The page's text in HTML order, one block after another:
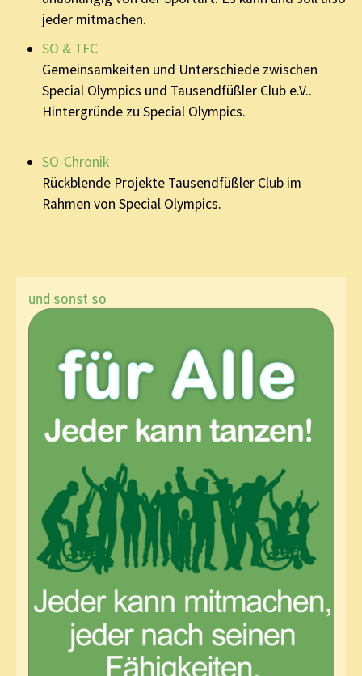
jeder mitmachen.
SO & TFC
Gemeinsamkeiten und Unterschiede zwischen
Special Olympics und Tausendfüßler Club e.V..
Hintergründe zu Special Olympics.
SO-Chronik
Rückblende Projekte Tausendfüßler Club im
Rahmen von Special Olympics.
und sonst so